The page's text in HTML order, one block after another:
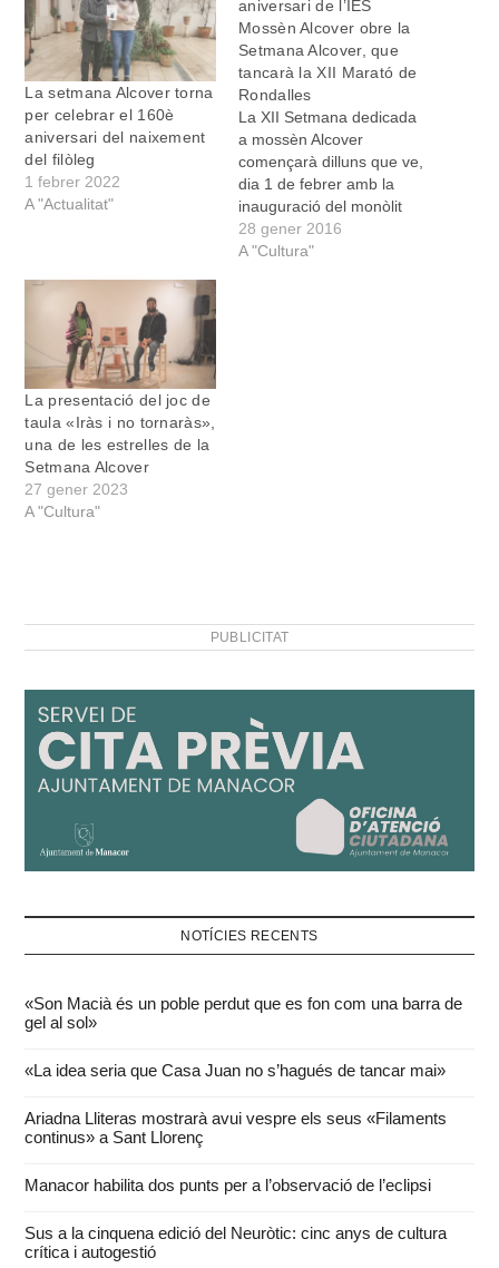
La setmana Alcover torna
per celebrar el 160è
aniversari del naixement
del filòleg
1 febrer 2022
A "Actualitat"
aniversari de l’IES
Mossèn Alcover obre la
Setmana Alcover, que
tancarà la XII Marató de
Rondalles
La XII Setmana dedicada
a mossèn Alcover
començarà dilluns que ve,
dia 1 de febrer amb la
inauguració del monòlit
dedicat a la figura d’Antoni
M. Alcover i de la placa
28 gener 2016
A "Cultura"
La presentació del joc de
taula «Iràs i no tornaràs»,
una de les estrelles de la
Setmana Alcover
27 gener 2023
A "Cultura"
PUBLICITAT
NOTÍCIES RECENTS
«Son Macià és un poble perdut que es fon com una barra de
gel al sol»
«La idea seria que Casa Juan no s’hagués de tancar mai»
Ariadna Lliteras mostrarà avui vespre els seus «Filaments
continus» a Sant Llorenç
Manacor habilita dos punts per a l’observació de l’eclipsi
Sus a la cinquena edició del Neuròtic: cinc anys de cultura
crítica i autogestió